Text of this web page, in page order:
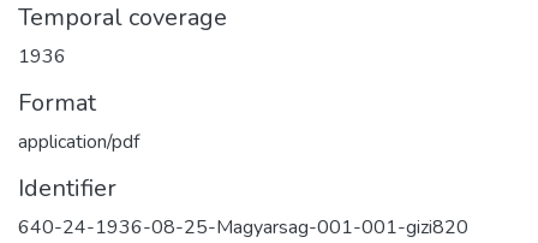
Temporal coverage
1936
Format
application/pdf
Identifier
640-24-1936-08-25-Magyarsag-001-001-gizi820